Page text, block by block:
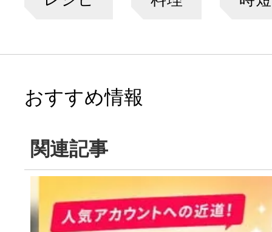
おすすめ情報
関連記事